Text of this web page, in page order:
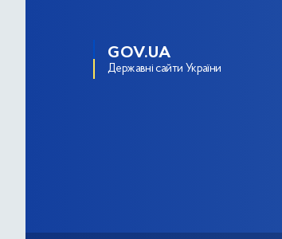
GOV.UA
Державні сайти України